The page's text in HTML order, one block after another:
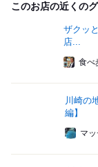
このお店の近くの
ザクッ
店...
食べ
川崎の
編】
マ